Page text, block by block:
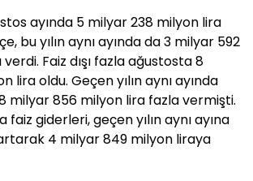
ayında 5 milyar 238 milyon lira
bu yılın aynı ayında da 3 milyar 592
Faiz dışı fazla ağustosta 8
lira oldu. Geçen yılın aynı ayında
8 milyar 856 milyon lira fazla vermişti.
faiz giderleri, geçen yılın aynı ayına
4 milyar 849 milyon liraya